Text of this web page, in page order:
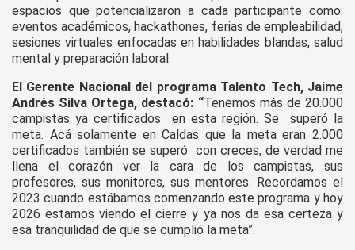
espacios que potencializaron a cada participante como:
eventos académicos, hackathones, ferias de empleabilidad,
sesiones virtuales enfocadas en habilidades blandas, salud
mental y preparación laboral.
El Gerente Nacional del programa Talento Tech, Jaime
Andrés Silva Ortega, destacó: “Tenemos más de 20.000
campistas ya certificados en esta región. Se superó la
meta. Acá solamente en Caldas que la meta eran 2.000
certificados también se superó con creces, de verdad me
llena el corazón ver la cara de los campistas, sus
profesores, sus monitores, sus mentores. Recordamos el
2023 cuando estábamos comenzando este programa y hoy
2026 estamos viendo el cierre y ya nos da esa certeza y
esa tranquilidad de que se cumplió la meta”.